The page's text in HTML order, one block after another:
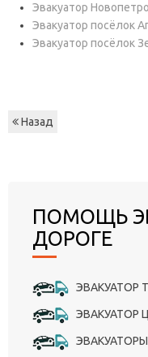
Эвакуатор
Эвакуатор посёлок
Эвакуатор посёлок
Назад
ПОМОЩЬ
ДОРОГЕ
ЭВАКУАТОР
ЭВАКУАТОР